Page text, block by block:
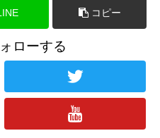
コピー
ローする